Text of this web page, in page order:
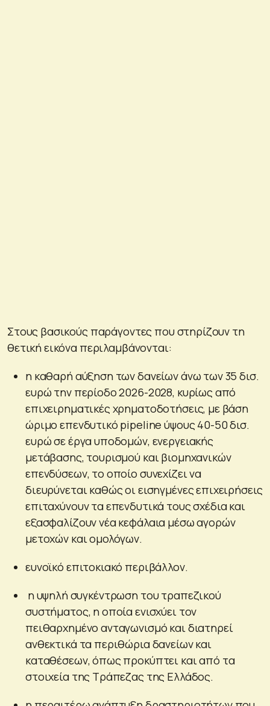
Στους βασικούς παράγοντες που στηρίζουν τη
θετική εικόνα περιλαμβάνονται:
η καθαρή αύξηση των δανείων άνω των 35 δισ.
ευρώ την περίοδο 2026-2028, κυρίως από
επιχειρηματικές χρηματοδοτήσεις, με βάση
ώριμο επενδυτικό pipeline ύψους 40-50 δισ.
ευρώ σε έργα υποδομών, ενεργειακής
μετάβασης, τουρισμού και βιομηχανικών
επενδύσεων, το οποίο συνεχίζει να
διευρύνεται καθώς οι εισηγμένες επιχειρήσεις
επιταχύνουν τα επενδυτικά τους σχέδια και
εξασφαλίζουν νέα κεφάλαια μέσω αγορών
μετοχών και ομολόγων.
ευνοϊκό επιτοκιακό περιβάλλον.
η υψηλή συγκέντρωση του τραπεζικού
συστήματος, η οποία ενισχύει τον
πειθαρχημένο ανταγωνισμό και διατηρεί
ανθεκτικά τα περιθώρια δανείων και
καταθέσεων, όπως προκύπτει και από τα
στοιχεία της Τράπεζας της Ελλάδος.